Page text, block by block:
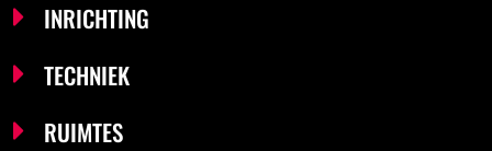
INRICHTING
TECHNIEK
RUIMTES